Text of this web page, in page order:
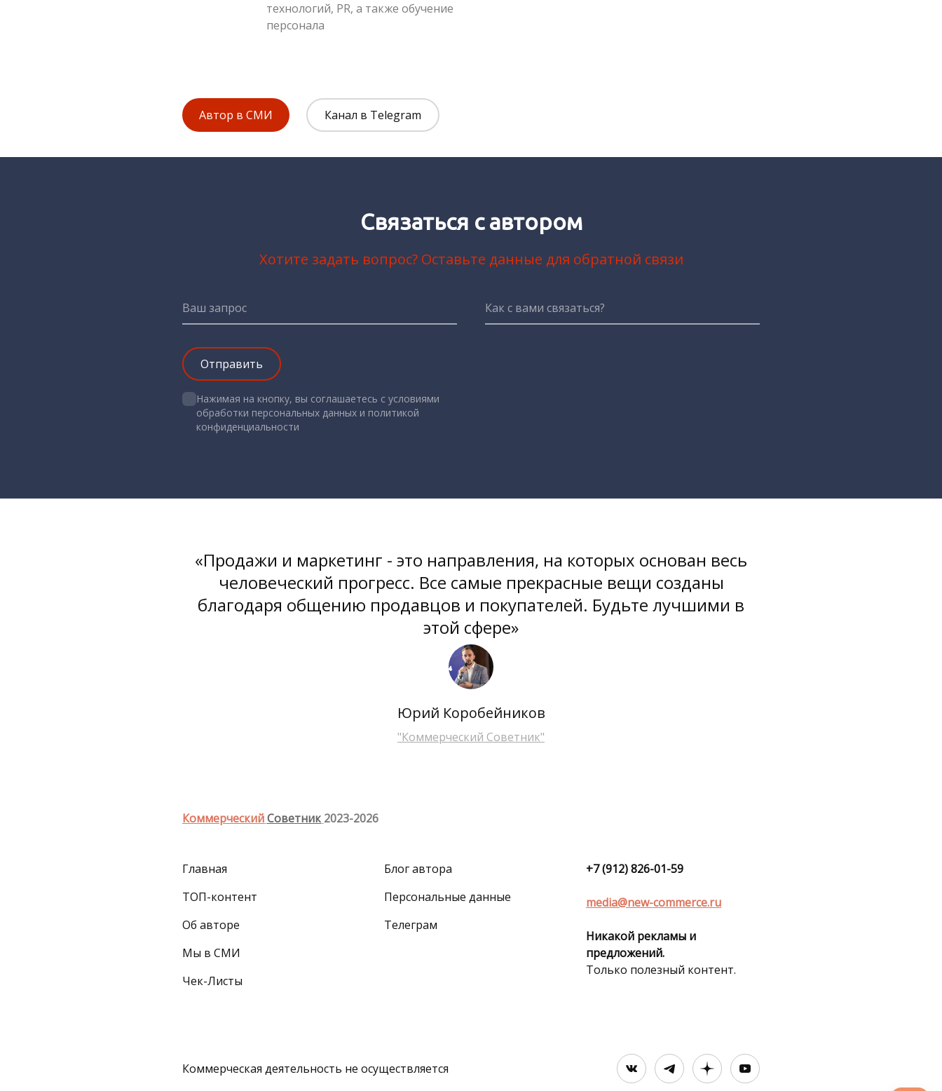
технологий, PR, а также обучение
персонала
Автор в СМИ Канал в Telegram
Связаться с автором
Хотите задать вопрос? Оставьте данные для обратной связи
Ваш запрос Как с вами связаться?
Нажимая на кнопку, вы соглашаетесь с условиями
обработки персональных данных и политикой
конфиденциальности
«Продажи и маркетинг - это направления, на которых основан весь
человеческий прогресс. Все самые прекрасные вещи созданы
благодаря общению продавцов и покупателей. Будьте лучшими в
этой сфере»
Юрий Коробейников
"Коммерческий Советник"
КоммерческийСоветник 2023-2026
Главная
ТОП-контент
Об авторе
Мы в СМИ
Чек-Листы
Блог автора
Персональные данные
Телеграм
+7 (912) 826-01-59
media@new-commerce.ru
Никакой рекламы и
предложений.
Только полезный контент.
Коммерческая деятельность не осуществляется